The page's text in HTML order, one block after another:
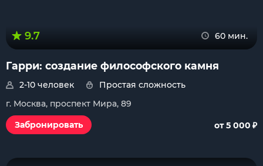
9.7 60 мин.
Гарри: создание философского камня
2-10 человек
Простая сложность
г. Москва, проспект Мира, 89
Забронировать
от 5 000 ₽